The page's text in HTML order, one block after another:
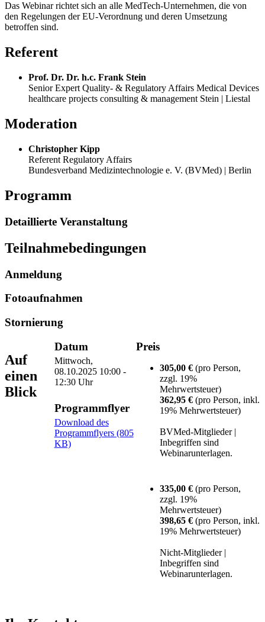
Das Webinar richtet sich an alle MedTech-Unternehmen, die von
den Regelungen der EU-Verordnung und deren Umsetzung
betroffen sind.
Referent
Prof. Dr. Dr. h.c. Frank Stein
Senior Expert Quality- & Regulatory Affairs Medical Devices
healthcare projects consulting & management Stein | Liestal
Moderation
Christopher Kipp
Referent Regulatory Affairs
Bundesverband Medizintechnologie e. V. (BVMed) | Berlin
Programm
Detaillierte Veranstaltung
Teilnahmebedingungen
Anmeldung
Fotoaufnahmen
Stornierung
Auf
einen
Blick
Datum
Mittwoch,
08.10.2025 10:00 -
12:30 Uhr
Programmflyer
Download des
Programmflyers (805
KB)
Preis
305,00 €(pro Person,
zzgl. 19%
Mehrwertsteuer)
362,95 €(pro Person, inkl.
19% Mehrwertsteuer)
BVMed-Mitglieder |
Inbegriffen sind
Webinarunterlagen.
335,00 €(pro Person,
zzgl. 19%
Mehrwertsteuer)
398,65 €(pro Person, inkl.
19% Mehrwertsteuer)
Nicht-Mitglieder |
Inbegriffen sind
Webinarunterlagen.